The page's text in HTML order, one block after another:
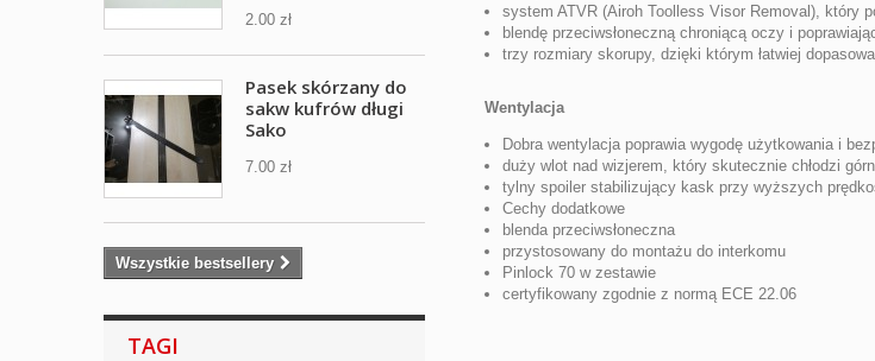
2.00 zł
Pasek skórzany do
sakw kufrów długi
Sako
7.00 zł
Wszystkie bestsellery
TAGI
system ATVR (Airoh Toolless Visor Removal), który
blendę przeciwsłoneczną chroniącą oczy i
trzy rozmiary skorupy, dzięki którym łatwiej
Wentylacja
Dobra wentylacja poprawia wygodę użytkowania i
duży wlot nad wizjerem, który skutecznie chłodzi
tylny spoiler stabilizujący kask przy wyższych
Cechy dodatkowe
blenda przeciwsłoneczna
przystosowany do montażu do interkomu
Pinlock 70 w zestawie
certyfikowany zgodnie z normą ECE 22.06